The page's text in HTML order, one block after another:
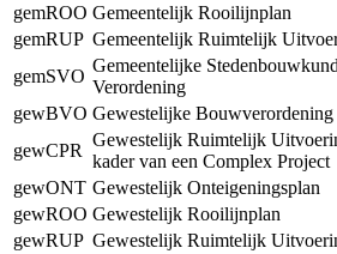
gemROO Gemeentelijk Rooilijnplan
gemRUP Gemeentelijk Ruimtelijk
gemSVO
Gemeentelijke
Verordening
gewBVO Gewestelijke Bouwverordening
gewCPR
Gewestelijk Ruimtelijk
kader van een Complex Project
gewONT Gewestelijk Onteigeningsplan
gewROO Gewestelijk Rooilijnplan
gewRUP Gewestelijk Ruimtelijk